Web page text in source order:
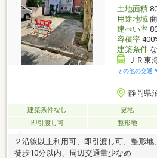
土地面積
用途地域
建ぺい率
容積率
建築条件
ＪＲ東
その他の交通
静岡県
建築条件なし 更地
即引渡し可
整形地
２沿線以上利用可、即引渡し可、整形
徒歩10分以内、周辺交通量少なめ